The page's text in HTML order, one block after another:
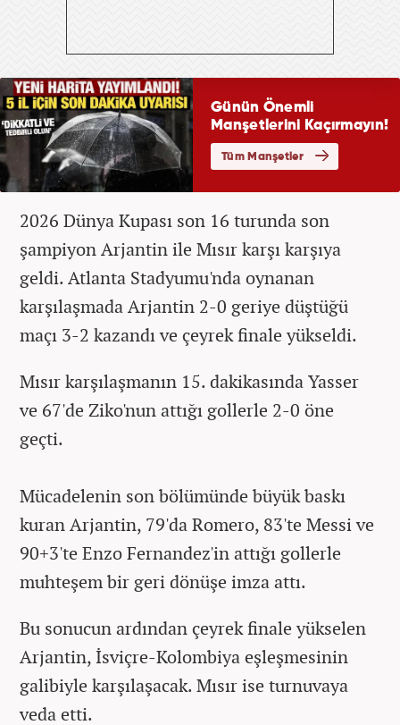
2026 Dünya Kupası son 16 turunda son
şampiyon Arjantin ile Mısır karşı karşıya
geldi. Atlanta Stadyumu'nda oynanan
karşılaşmada Arjantin 2-0 geriye düştüğü
maçı 3-2 kazandı ve çeyrek finale yükseldi.
Mısır karşılaşmanın 15. dakikasında Yasser
ve 67'de Ziko'nun attığı gollerle 2-0 öne
geçti.
Mücadelenin son bölümünde büyük baskı
kuran Arjantin, 79'da Romero, 83'te Messi ve
90+3'te Enzo Fernandez'in attığı gollerle
muhteşem bir geri dönüşe imza attı.
Bu sonucun ardından çeyrek finale yükselen
Arjantin, İsviçre-Kolombiya eşleşmesinin
galibiyle karşılaşacak. Mısır ise turnuvaya
veda etti.